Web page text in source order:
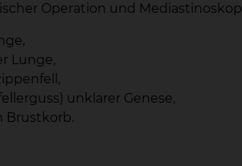
Operation und
Lunge,
unklarer Genese,
Brustkorb.